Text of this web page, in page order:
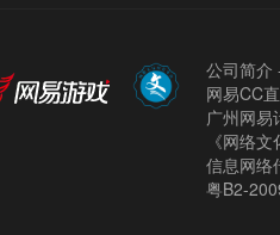
公司简介
网易CC
广州网
《网络
信息网络
粤B2-